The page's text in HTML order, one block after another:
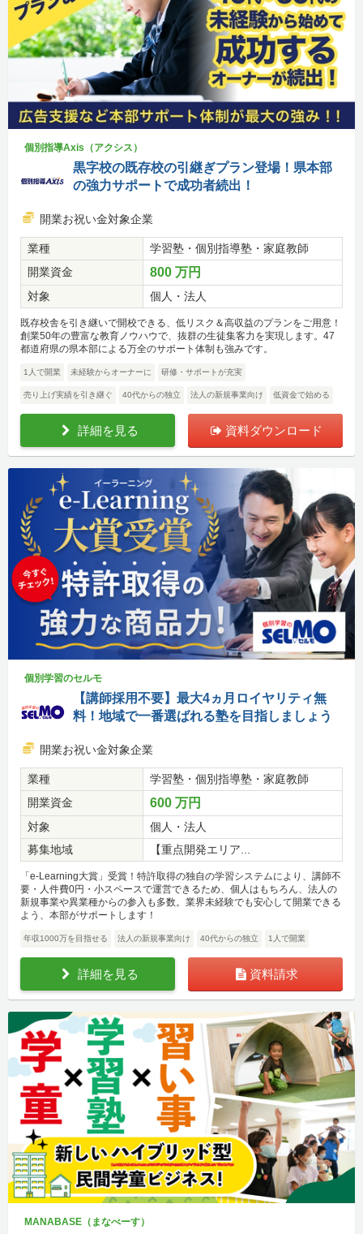
個別指導Axis（アクシス）
黒字校の既存校の引継ぎプラン登場！県本部
の強力サポートで成功者続出！
開業お祝い金対象企業
業種
学習塾・個別指導塾・家庭教師
開業資金
800 万円
対象 個人・法人
既存校舎を引き継いで開校できる、低リスク＆高収益のプランをご用意！
創業50年の豊富な教育ノウハウで、抜群の生徒集客力を実現します。47
都道府県の県本部による万全のサポート体制も強みです。
1人で開業 未経験からオーナーに 研修・サポートが充実
売り上げ実績を引き継ぐ 40代からの独立 法人の新規事業向け 低資金で始める
詳細を見る 資料ダウンロード
個別学習のセルモ
【講師採用不要】最大4ヵ月ロイヤリティ無
料！地域で一番選ばれる塾を目指しましょう
開業お祝い金対象企業
業種
学習塾・個別指導塾・家庭教師
開業資金
600 万円
対象
個人・法人
募集地域
【重点開発エリア...
「e-Learning大賞」受賞！特許取得の独自の学習システムにより、講師不
要・人件費0円・小スペースで運営できるため、個人はもちろん、法人の
新規事業や異業種からの参入も多数。業界未経験でも安心して開業できる
よう、本部がサポートします！
年収1000万を目指せる 法人の新規事業向け 40代からの独立 1人で開業
詳細を見る 資料請求
MANABASE（まなべーす）